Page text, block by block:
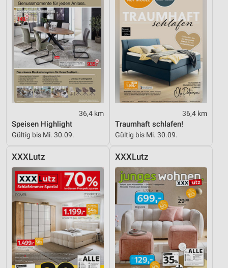
36,4 km
Speisen Highlight
Gültig bis Mi. 30.09.
36,4 km
Traumhaft schlafen!
Gültig bis Mi. 30.09.
XXXLutz XXXLutz